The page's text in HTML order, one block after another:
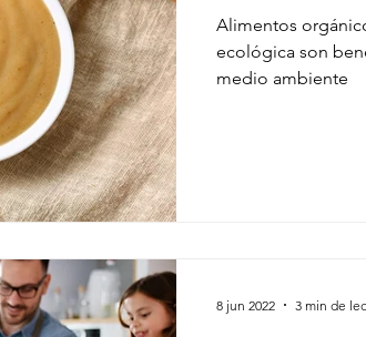
Alimentos
ecológica son
medio ambiente
8 jun 2022 3 min de